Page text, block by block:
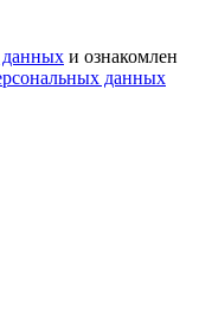
данных и ознакомлен
данных